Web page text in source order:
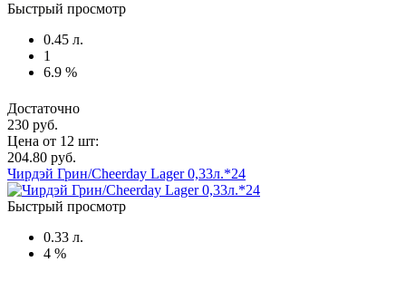
Быстрый просмотр
0.45 л.
1
6.9 %
Достаточно
230 руб.
Цена от 12 шт:
204.80 руб.
Чирдэй Грин/Cheerday Lager 0,33л.*24
Быстрый просмотр
0.33 л.
4 %